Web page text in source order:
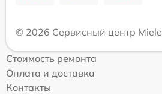
© 2026 Сервисный центр Miele
Стоимость ремонта
Оплата и доставка
Контакты